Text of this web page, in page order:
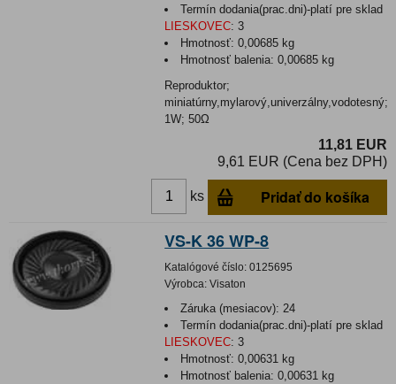
Termín dodania(prac.dni)-platí pre sklad
LIESKOVEC: 3
Hmotnosť:0,00685 kg
Hmotnosť balenia:0,00685 kg
Reproduktor;
miniatúrny,mylarový,univerzálny,vodotesný;
1W; 50Ω
11,81 EUR
9,61 EUR (Cena bez DPH)
ks Pridať do košíka
VS-K 36 WP-8
Katalógové číslo: 0125695
Výrobca: Visaton
Záruka (mesiacov): 24
Termín dodania(prac.dni)-platí pre sklad
LIESKOVEC: 3
Hmotnosť:0,00631 kg
Hmotnosť balenia:0,00631 kg